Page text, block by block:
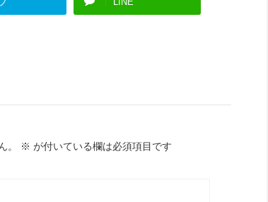
。 ※ が付いている欄は必須項目です